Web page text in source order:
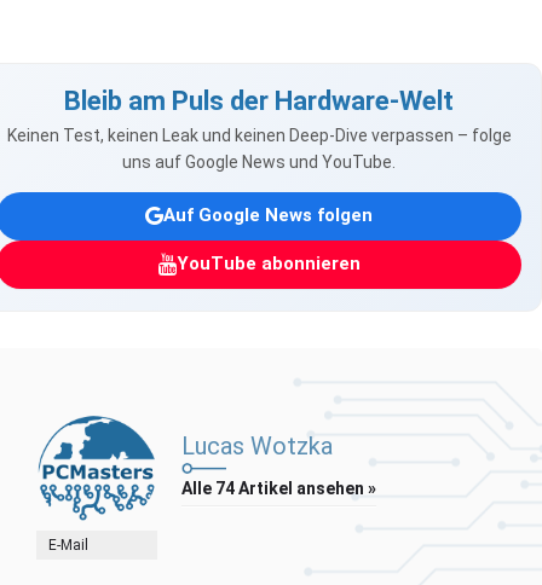
Bleib am Puls der Hardware-Welt
Keinen Test, keinen Leak und keinen Deep-Dive verpassen – folge
uns auf Google News und YouTube.
Auf Google News folgen
YouTube abonnieren
E-Mail
Lucas Wotzka
Alle 74 Artikel ansehen »